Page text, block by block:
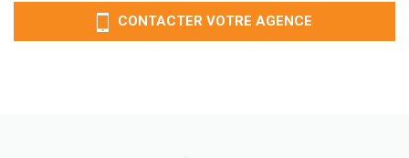
CONTACTER VOTRE AGENCE